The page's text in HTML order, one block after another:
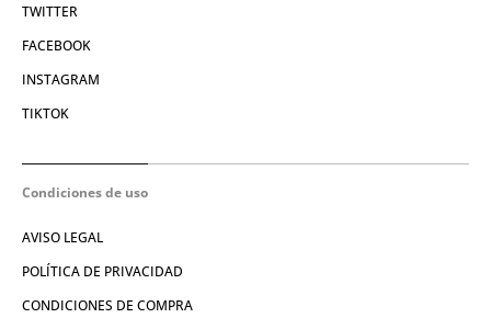
TWITTER
FACEBOOK
INSTAGRAM
TIKTOK
Condiciones de uso
AVISO LEGAL
POLÍTICA DE PRIVACIDAD
CONDICIONES DE COMPRA